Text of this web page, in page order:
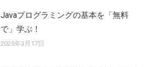
Javaプログラミングの基本を「無料
で」学ぶ！
2025年3月17日